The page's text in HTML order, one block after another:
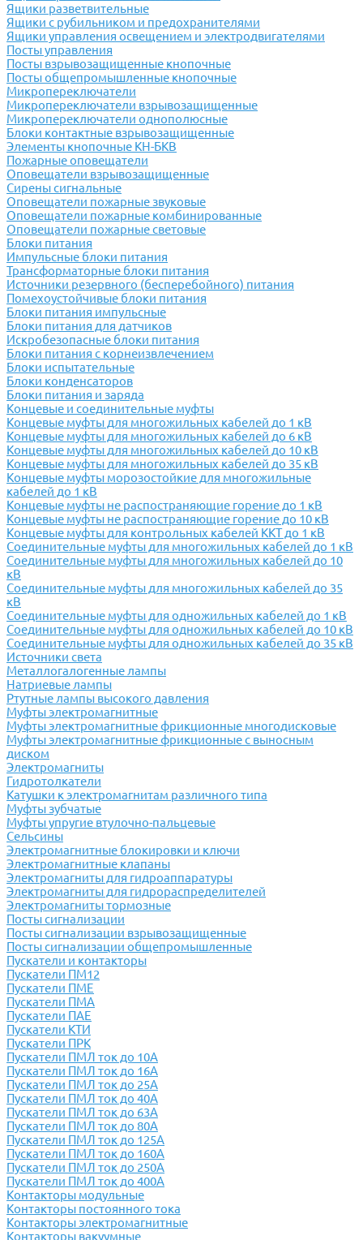
Ящики разветвительные
Ящики с рубильником и предохранителями
Ящики управления освещением и электродвигателями
Посты управления
Посты взрывозащищенные кнопочные
Посты общепромышленные кнопочные
Микропереключатели
Микропереключатели взрывозащищенные
Микропереключатели однополюсные
Блоки контактные взрывозащищенные
Элементы кнопочные КН-БКВ
Пожарные оповещатели
Оповещатели взрывозащищенные
Сирены сигнальные
Оповещатели пожарные звуковые
Оповещатели пожарные комбинированные
Оповещатели пожарные световые
Блоки питания
Импульсные блоки питания
Трансформаторные блоки питания
Источники резервного (бесперебойного) питания
Помехоустойчивые блоки питания
Блоки питания импульсные
Блоки питания для датчиков
Искробезопасные блоки питания
Блоки питания с корнеизвлечением
Блоки испытательные
Блоки конденсаторов
Блоки питания и заряда
Концевые и соединительные муфты
Концевые муфты для многожильных кабелей до 1 кВ
Концевые муфты для многожильных кабелей до 6 кВ
Концевые муфты для многожильных кабелей до 10 кВ
Концевые муфты для многожильных кабелей до 35 кВ
Концевые муфты морозостойкие для многожильные
кабелей до 1 кВ
Концевые муфты не распостраняющие горение до 1 кВ
Концевые муфты не распостраняющие горение до 10 кВ
Концевые муфты для контрольных кабелей ККТ до 1 кВ
Соединительные муфты для многожильных кабелей до 1 кВ
Соединительные муфты для многожильных кабелей до 10
кВ
Соединительные муфты для многожильных кабелей до 35
кВ
Соединительные муфты для одножильных кабелей до 1 кВ
Соединительные муфты для одножильных кабелей до 10 кВ
Соединительные муфты для одножильных кабелей до 35 кВ
Источники света
Металлогалогенные лампы
Натриевые лампы
Ртутные лампы высокого давления
Муфты электромагнитные
Муфты электромагнитные фрикционные многодисковые
Муфты электромагнитные фрикционные с выносным
диском
Электромагниты
Гидротолкатели
Катушки к электромагнитам различного типа
Муфты зубчатые
Муфты упругие втулочно-пальцевые
Сельсины
Электромагнитные блокировки и ключи
Электромагнитные клапаны
Электромагниты для гидроаппаратуры
Электромагниты для гидрораспределителей
Электромагниты тормозные
Посты сигнализации
Посты сигнализации взрывозащищенные
Посты сигнализации общепромышленные
Пускатели и контакторы
Пускатели ПМ12
Пускатели ПМЕ
Пускатели ПМА
Пускатели ПАЕ
Пускатели КТИ
Пускатели ПРК
Пускатели ПМЛ ток до 10А
Пускатели ПМЛ ток до 16А
Пускатели ПМЛ ток до 25А
Пускатели ПМЛ ток до 40А
Пускатели ПМЛ ток до 63А
Пускатели ПМЛ ток до 80А
Пускатели ПМЛ ток до 125А
Пускатели ПМЛ ток до 160А
Пускатели ПМЛ ток до 250А
Пускатели ПМЛ ток до 400А
Контакторы модульные
Контакторы постоянного тока
Контакторы электромагнитные
Контакторы вакуумные